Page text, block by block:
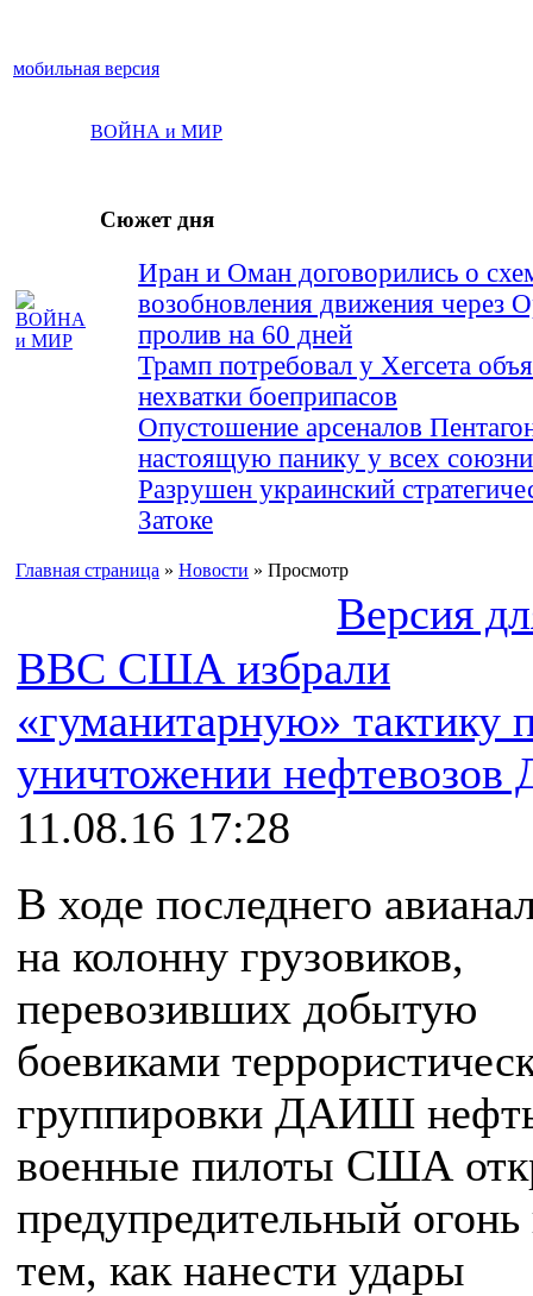
мобильная версия
ВОЙНА и МИР
Сюжет дня
Иран и Оман договорились о
возобновления движения через
пролив на 60 дней
Трамп потребовал у Хегсета
нехватки боеприпасов
Опустошение арсеналов
настоящую панику у всех
Разрушен украинский
Затоке
Главная страница » Новости » Просмотр
Версия
ВВС США избрали
«гуманитарную» тактику
уничтожении
11.08.16 17:28
В ходе последнего
на колонну грузовиков,
перевозивших добытую
боевиками
группировки ДАИШ
военные пилоты США
предупредительный огонь
тем, как нанести удары